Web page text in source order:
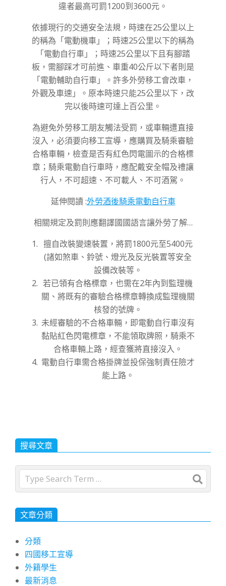
違者最高可罰1200到3600元 。
依據現行的交通安全法規，時速在25公里以上
的稱為「電動機車」；時速25公里以下的稱為
「電動自行車」；時速25公里以下且有腳踏
板，需腳踩才可前進、車重40公斤以下者則是
「電動輔助自行車」。 許多外勞移工會改車，
外觀及車速」。原本時速只能25公里以下，改
完以後時速可達上百公里。
為避免外勞移工朋友觸法受罰，或車輛遭直接
沒入，必須要向移工宣導，應購買及騎乘審驗
合格車輛，檢查是否有紅色閃電圖示的合格標
章；騎乘電動自行車時，應配戴安全帽及禮讓
行人，不可超速、不可載人、不可酒駕。
延伸閱讀 :外勞酒後騎乘電動自行車
相關規定及罰則應翻譯國國語言讓外勞了解…
擅自改裝變速裝置，將罰1800元至5400元
(諸如煞車、鈴號、燈光及反光裝置等安全
設備改裝等。
若已領有合格標章，也需在2年內到監理機
關、將既有的審驗合格標章轉換成監理機關
核發的號牌。
未經審驗的不合格車輛，即電動自行車沒有
黏貼紅色閃電標章，不能領取牌照，騎乘不
合格車輛上路，經查獲將直接沒入。
電動自行車需合格掛牌並投保強制責任險才
能上路。
搜尋文章
Search
文章分類
分類
四國移工宣導
外籍學生
最新消息